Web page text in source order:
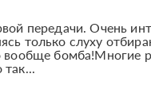
передачи. Очень
только слуху
бомба!Многие